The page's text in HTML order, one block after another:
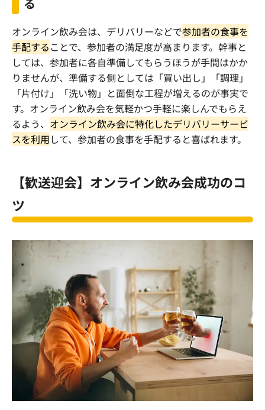
オンライン飲み会は、デリバリーなどで参加者の食事を
手配することで、参加者の満足度が高まります。幹事と
しては、参加者に各自準備してもらうほうが手間はかか
りませんが、準備する側としては「買い出し」「調理」
「片付け」「洗い物」と面倒な工程が増えるのが事実で
す。オンライン飲み会を気軽かつ手軽に楽しんでもらえ
るよう、 オンライン飲み会に特化したデリバリーサービ
スを利用して、参加者の食事を手配すると喜ばれます。
【歓送迎会】オンライン飲み会成功のコ
ツ